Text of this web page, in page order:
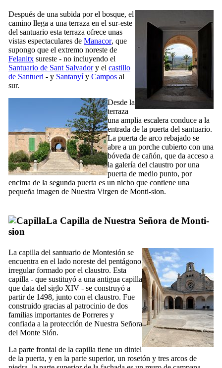
Después de una subida por el bosque, el
camino llega a una terraza en el sur-este
del santuario esta terraza ofrece unas
vistas espectaculares de Manacor, que
supongo que el extremo noreste de
Felanitx sureste - no incluyendo el
Santuario de Sant Salvadory el castillo
de Santueri - y Santanyíy Campos al
sur.
Desde la
terraza
una amplia escalera conduce a la
entrada de la puerta del santuario.
La puerta de arco rebajado se
abre a un porche cubierto con una
bóveda de cañón, que da acceso a
la galería del claustro por una
puerta de medio punto, por
encima de la segunda puerta es un nicho que contiene una
pequeña imagen de Nuestra Virgen de Monti-sion.
La Capilla de Nuestra Señora de Monti-
sion
La capilla del santuario de Montesión se
encuentra en el lado noreste del pentágono
irregular formado por el claustro. Esta
capilla - que sustituyó a una antigua capilla
que data del siglo XIV - se construyó a
partir de 1498, junto con el claustro. Fue
construido gracias al patrocinio de dos
familias importantes de Porreres y
confiada a la protección de Nuestra Señora
del Monte Sión.
La parte frontal de la capilla tiene un dintel
de la puerta, y en la parte superior, un rosetón y tres arcos de